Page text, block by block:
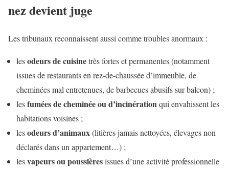
nez devient juge
Les tribunaux reconnaissent aussi comme troubles anormaux :
lesodeurs de cuisinetrès fortes et permanentes (notamment
issues de restaurants en rez-de-chaussée d’immeuble, de
cheminées mal entretenues, de barbecues abusifs sur balcon) ;
lesfumées de cheminée ou d’incinérationqui envahissent les
habitations voisines ;
lesodeurs d’animaux(litières jamais nettoyées, élevages non
déclarés dans un appartement…) ;
lesvapeurs ou poussièresissues d’une activité professionnelle